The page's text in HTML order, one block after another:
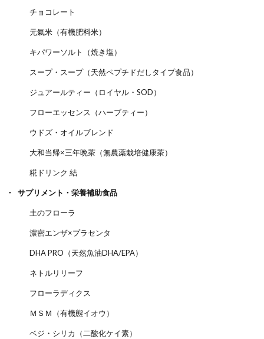
チョコレート
元氣米（有機肥料米）
キパワーソルト（焼き塩）
スープ・スープ（天然ペプチドだしタイプ食品）
ジュアールティー（ロイヤル・SOD）
フローエッセンス（ハーブティー）
ウドズ・オイルブレンド
大和当帰×三年晩茶（無農薬栽培健康茶）
糀ドリンク 結
サプリメント・栄養補助食品
土のフローラ
濃密エンザ×プラセンタ
DHA PRO（天然魚油DHA/EPA）
ネトルリリーフ
フローラディクス
ＭＳＭ（有機態イオウ）
ベジ・シリカ（二酸化ケイ素）